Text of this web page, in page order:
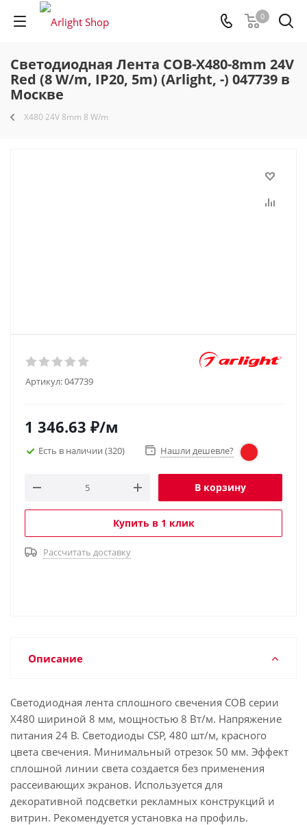
0
Светодиодная Лента COB-X480-8mm 24V
Red (8 W/m, IP20, 5m) (Arlight, -) 047739 в
Москве
X480 24V 8mm 8 W/m
Артикул:047739
1 346.63 ₽/м
Есть в наличии (320) Нашли дешевле?
В корзину
Купить в 1 клик
Рассчитать доставку
Описание
Светодиодная лента сплошного свечения COB серии
X480 шириной 8 мм, мощностью 8 Вт/м. Напряжение
питания 24 В. Светодиоды CSP, 480 шт/м, красного
цвета свечения. Минимальный отрезок 50 мм. Эффект
сплошной линии света создается без применения
рассеивающих экранов. Используется для
декоративной подсветки рекламных конструкций и
витрин. Рекомендуется установка на профиль.